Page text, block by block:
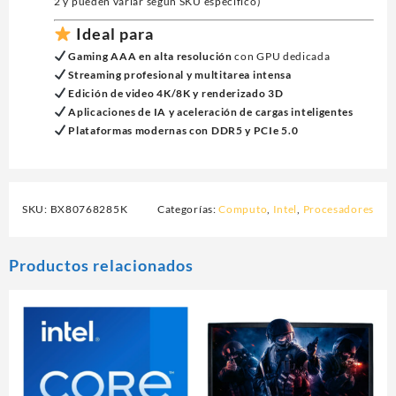
Ideal para
Gaming AAA en alta resolución con GPU dedicada
Streaming profesional y multitarea intensa
Edición de video 4K/8K y renderizado 3D
Aplicaciones de IA y aceleración de cargas inteligentes
Plataformas modernas con DDR5 y PCIe 5.0
SKU: BX80768285K Categorías:Computo, Intel, Procesadores
Productos relacionados